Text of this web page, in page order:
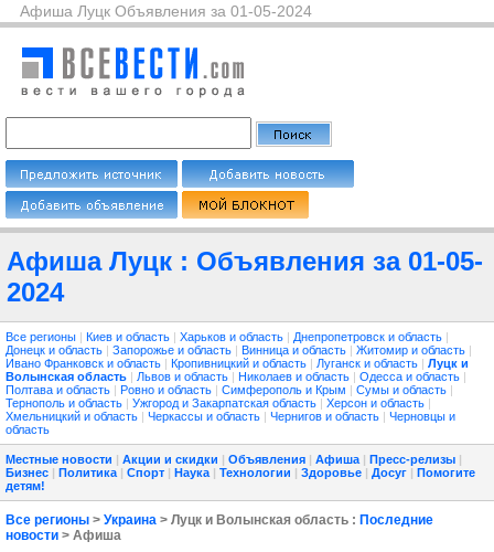
Афиша Луцк Объявления за 01-05-2024
Афиша Луцк : Объявления за 01-05-
2024
Все регионы | Киев и область | Харьков и область | Днепропетровск и область |
Донецк и область | Запорожье и область | Винница и область | Житомир и область |
Ивано Франковск и область | Кропивницкий и область | Луганск и область | Луцк и
Волынская область | Львов и область | Николаев и область | Одесса и область |
Полтава и область | Ровно и область | Симферополь и Крым | Сумы и область |
Тернополь и область | Ужгород и Закарпатская область | Херсон и область |
Хмельницкий и область | Черкассы и область | Чернигов и область | Черновцы и
область
Местные новости | Акции и скидки | Объявления | Афиша | Пресс-релизы |
Бизнес | Политика | Спорт | Наука | Технологии | Здоровье | Досуг | Помогите
детям!
Все регионы > Украина > Луцк и Волынская область : Последние
новости > Афиша